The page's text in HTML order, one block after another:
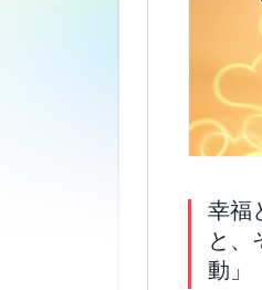
幸福
と、
動」